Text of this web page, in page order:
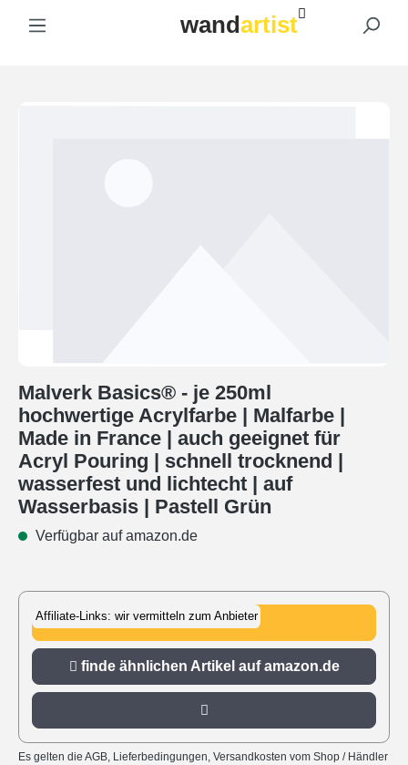
Zum Hauptinhalt springen wandartist
Malverk Basics® - je 250ml
hochwertige Acrylfarbe | Malfarbe |
Made in France | auch geeignet für
Acryl Pouring | schnell trocknend |
wasserfest und lichtecht | auf
Wasserbasis | Pastell Grün
Verfügbar auf amazon.de
Affiliate-Links: wir vermitteln zum Anbieter
zu amazon.de
finde ähnlichen Artikel auf amazon.de
Es gelten die AGB, Lieferbedingungen, Versandkosten vom Shop / Händler